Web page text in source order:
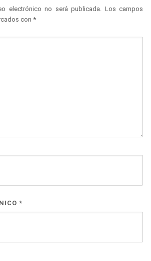
electrónico no será publicada.
Los campos
con *
*